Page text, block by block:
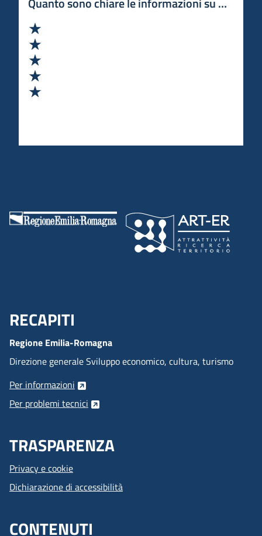
Menu Footer
RECAPITI
Regione Emilia-Romagna
Direzione generale Sviluppo economico, cultura, turismo
Per informazioni
Per problemi tecnici
TRASPARENZA
Privacy e cookie
Dichiarazione di accessibilità
CONTENUTI